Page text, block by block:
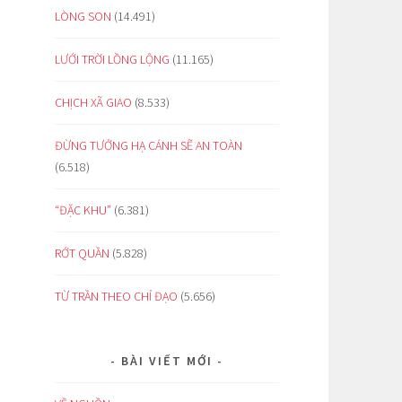
LÒNG SON (14.491)
LƯỚI TRỜI LỒNG LỘNG (11.165)
CHỊCH XÃ GIAO (8.533)
ĐỪNG TƯỞNG HẠ CÁNH SẼ AN TOÀN
(6.518)
“ĐẶC KHU” (6.381)
RỚT QUẦN (5.828)
TỪ TRẦN THEO CHỈ ĐẠO (5.656)
BÀI VIẾT MỚI